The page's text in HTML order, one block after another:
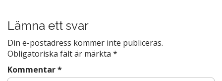
o
k
s
t
n
a
v
Lämna ett svar
Din e-postadress kommer inte publiceras.
Obligatoriska fält är märkta *
Kommentar*